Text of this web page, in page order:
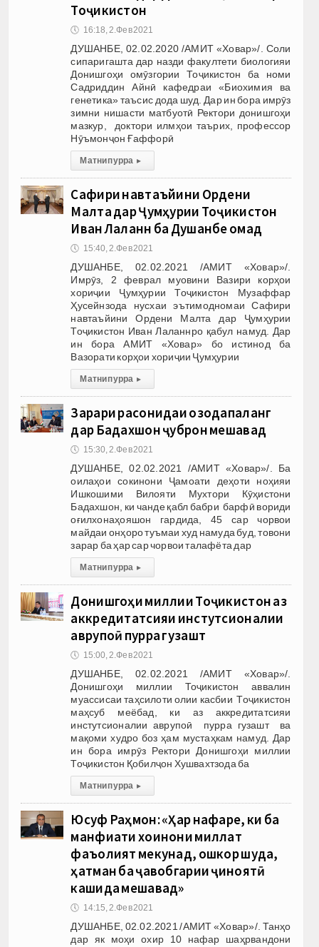
Тоҷикистон
🕔 16:18, 2.Фев 2021
ДУШАНБЕ, 02.02.2020 /АМИТ «Ховар»/. Соли
сипаригашта дар назди факултети биологияи
Донишгоҳи омӯзгории Тоҷикистон ба номи
Садриддин Айнӣ кафедраи «Биохимия ва
генетика» таъсис дода шуд. Дар ин бора имрӯз
зимни нишасти матбуотӣ Ректори донишгоҳи
мазкур, доктори илмҳои таърих, профессор
Нӯъмонҷон Ғаффорӣ
Матни пурра ▸
Сафири навтаъйини Ордени
Малта дар Ҷумҳурии Тоҷикистон
Иван Лаланн ба Душанбе омад
🕔 15:40, 2.Фев 2021
ДУШАНБЕ, 02.02.2021 /АМИТ «Ховар»/.
Имрӯз, 2 феврал муовини Вазири корҳои
хориҷии Ҷумҳурии Тоҷикистон Музаффар
Ҳусейнзода нусхаи эътимодномаи Сафири
навтаъйини Ордени Малта дар Ҷумҳурии
Тоҷикистон Иван Лаланнро қабул намуд. Дар
ин бора АМИТ «Ховар» бо истинод ба
Вазорати корҳои хориҷии Ҷумҳурии
Матни пурра ▸
Зарари расонидаи озодапаланг
дар Бадахшон ҷуброн мешавад
🕔 15:30, 2.Фев 2021
ДУШАНБЕ, 02.02.2021 /АМИТ «Ховар»/. Ба
оилаҳои сокинони Ҷамоати деҳоти ноҳияи
Ишкошими Вилояти Мухтори Кӯҳистони
Бадахшон, ки чанде қабл бабри барфӣ вориди
оғилхонаҳояшон гардида, 45 сар чорвои
майдаи онҳоро туъмаи худ намуда буд, товони
зарар ба ҳар сар чорвои талафёта дар
Матни пурра ▸
Донишгоҳи миллии Тоҷикистон аз
аккредитатсияи инстутсионалии
аврупоӣ пурра гузашт
🕔 15:00, 2.Фев 2021
ДУШАНБЕ, 02.02.2021 /АМИТ «Ховар»/.
Донишгоҳи миллии Тоҷикистон аввалин
муассисаи таҳсилоти олии касбии Тоҷикистон
маҳсуб меёбад, ки аз аккредитатсияи
инстутсионалии аврупоӣ пурра гузашт ва
мақоми худро боз ҳам мустаҳкам намуд. Дар
ин бора имрӯз Ректори Донишгоҳи миллии
Тоҷикистон Қобилҷон Хушвахтзода ба
Матни пурра ▸
Юсуф Раҳмон: «Ҳар нафаре, ки ба
манфиати хоинони миллат
фаъолият мекунад, ошкор шуда,
ҳатман ба ҷавобгарии ҷиноятӣ
кашида мешавад»
🕔 14:15, 2.Фев 2021
ДУШАНБЕ, 02.02.2021 /АМИТ «Ховар»/. Танҳо
дар як моҳи охир 10 нафар шаҳрвандони